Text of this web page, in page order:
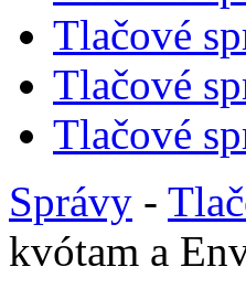
Tlačové
Tlačové
Tlačové
Správy -
kvótam a